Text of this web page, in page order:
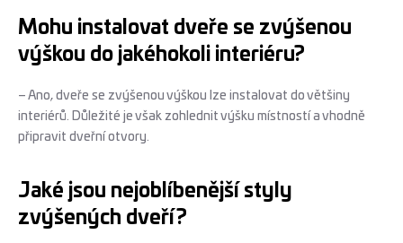
Mohu instalovat dveře se zvýšenou
výškou do jakéhokoli interiéru?
– Ano, dveře se zvýšenou výškou lze instalovat do většiny
interiérů. Důležité je však zohlednit výšku místností a vhodně
připravit dveřní otvory.
Jaké jsou nejoblíbenější styly
zvýšených dveří?